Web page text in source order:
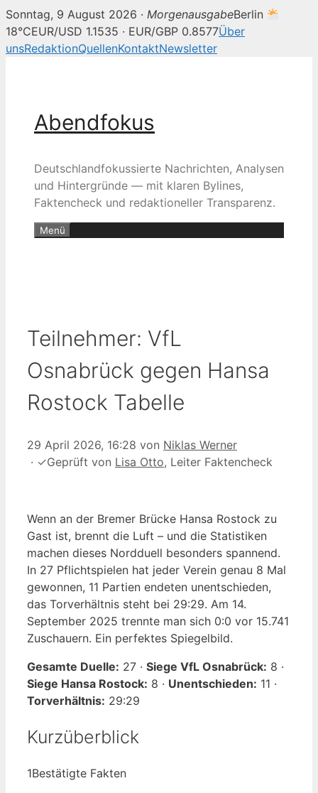
Sonntag, 9 August 2026 · MorgenausgabeBerlin
18°CEUR/USD 1.1535 · EUR/GBP 0.8577Über
unsRedaktionQuellenKontaktNewsletter
Abendfokus
Deutschlandfokussierte Nachrichten, Analysen
und Hintergründe — mit klaren Bylines,
Faktencheck und redaktioneller Transparenz.
Menü
Teilnehmer: VfL
Osnabrück gegen Hansa
Rostock Tabelle
29 April 2026, 16:28 von Niklas Werner
· ✓Geprüft von Lisa Otto, Leiter Faktencheck
Wenn an der Bremer Brücke Hansa Rostock zu
Gast ist, brennt die Luft – und die Statistiken
machen dieses Nordduell besonders spannend.
In 27 Pflichtspielen hat jeder Verein genau 8 Mal
gewonnen, 11 Partien endeten unentschieden,
das Torverhältnis steht bei 29:29. Am 14.
September 2025 trennte man sich 0:0 vor 15.741
Zuschauern. Ein perfektes Spiegelbild.
Gesamte Duelle: 27 · Siege VfL Osnabrück: 8 ·
Siege Hansa Rostock: 8 · Unentschieden: 11 ·
Torverhältnis: 29:29
Kurzüberblick
1Bestätigte Fakten